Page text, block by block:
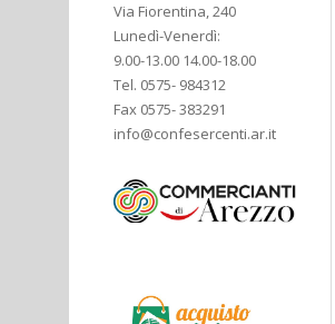
Via Fiorentina, 240
Lunedì-Venerdì:
9.00-13.00 14.00-18.00
Tel. 0575- 984312
Fax 0575- 383291
info@confesercenti.ar.it